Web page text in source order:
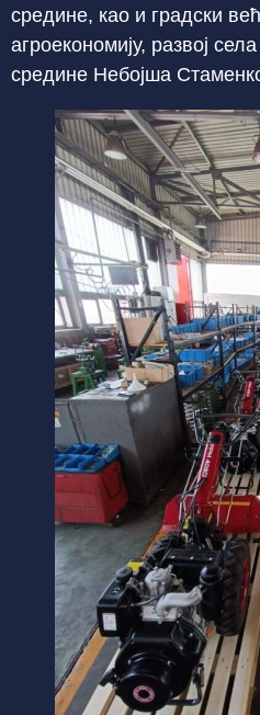
средине, као и градски
агроекономију, развој
средине Небојша